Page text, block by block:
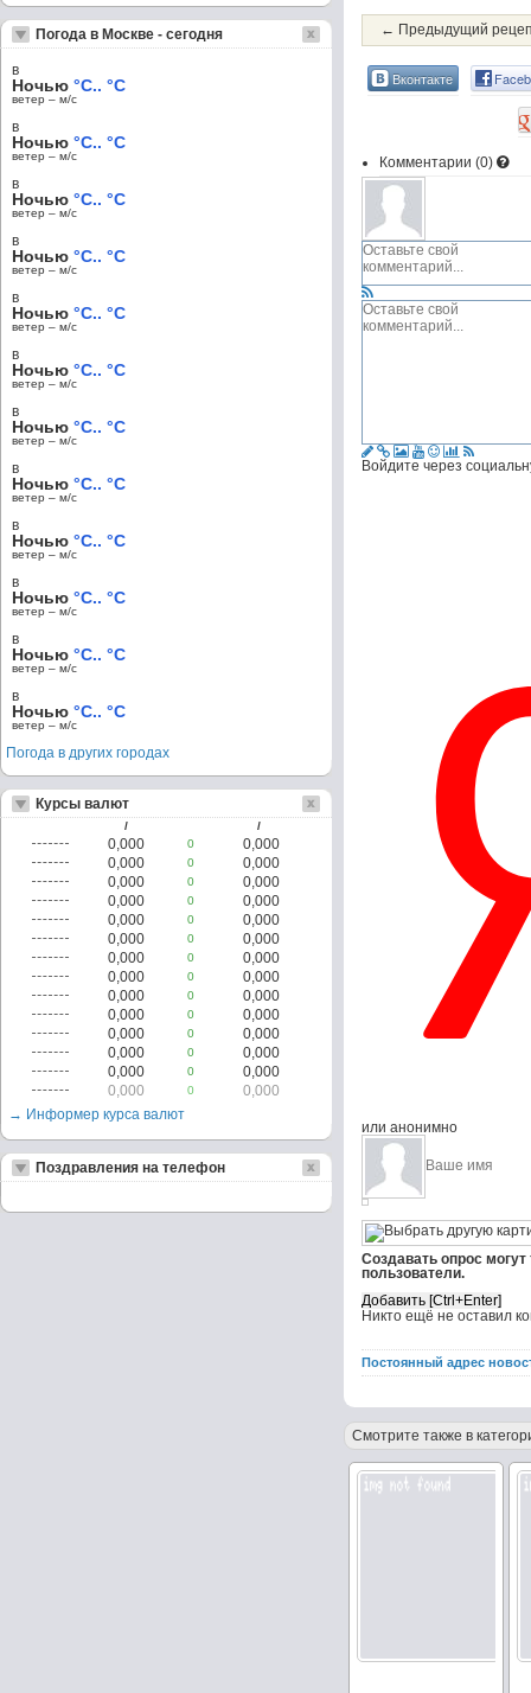
← Предыдущий
Вконтакте
Комментарии (0)
Войдите через
или анонимно
Создавать опрос
пользователи.
Никто ещё не оставил
Постоянный адрес
Смотрите также в
Погода в Москве - сегодня
в
Ночью °C.. °C
ветер – м/c
в
Ночью °C.. °C
ветер – м/c
в
Ночью °C.. °C
ветер – м/c
в
Ночью °C.. °C
ветер – м/c
в
Ночью °C.. °C
ветер – м/c
в
Ночью °C.. °C
ветер – м/c
в
Ночью °C.. °C
ветер – м/c
в
Ночью °C.. °C
ветер – м/c
в
Ночью °C.. °C
ветер – м/c
в
Ночью °C.. °C
ветер – м/c
в
Ночью °C.. °C
ветер – м/c
в
Ночью °C.. °C
ветер – м/c
Погода в других городах
Курсы валют
/ /
0,000 0
0,000
0,000
0
0,000
0,000
0
0,000
0,000
0
0,000
0,000
0
0,000
0,000
0
0,000
0,000
0
0,000
0,000
0
0,000
0,000
0
0,000
0,000
0
0,000
0,000
0
0,000
0,000
0
0,000
0,000
0
0,000
0,000
0
0,000
→ Информер курса валют
Поздравления на телефон